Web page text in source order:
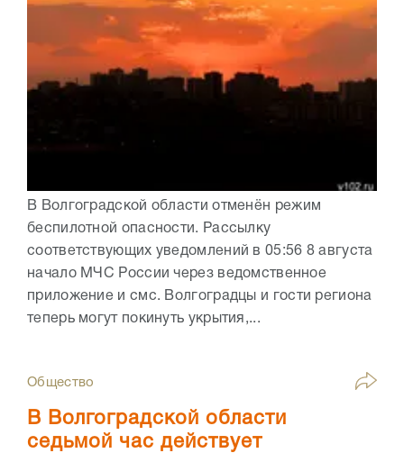
В Волгоградской области отменён режим
беспилотной опасности. Рассылку
соответствующих уведомлений в 05:56 8 августа
начало МЧС России через ведомственное
приложение и смс. Волгоградцы и гости региона
теперь могут покинуть укрытия,...
Общество
В Волгоградской области
седьмой час действует